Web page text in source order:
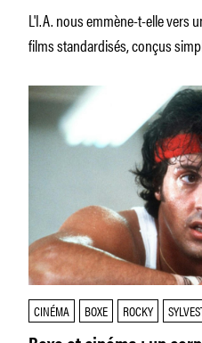
L'I.A. nous emmène-t-elle vers
films standardisés, conçus
CINÉMA BOXE ROCKY